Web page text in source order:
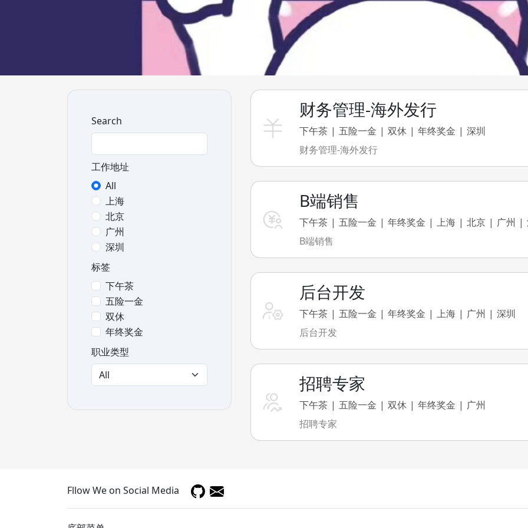
Search
工作地址
All
上海
北京
广州
深圳
标签
下午茶
五险一金
双休
年终奖金
职业类型
财务管理-海外发行
下午茶 五险一金 双休 年终奖金
深圳
财务管理-海外发行
B端销售
下午茶 五险一金 年终奖金 上海 北京 广州
B端销售
后台开发
下午茶 五险一金 年终奖金 上海 广州
深圳
后台开发
招聘专家
下午茶 五险一金 双休 年终奖金
广州
招聘专家
Fllow We on Social Media